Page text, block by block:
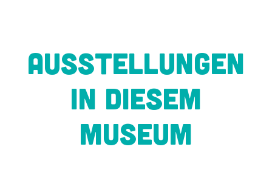
Ausstellungen
in diesem
Museum